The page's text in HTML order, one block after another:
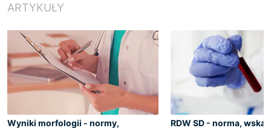
ARTYKUŁY
Wyniki morfologii - normy,
RDW SD - norma,